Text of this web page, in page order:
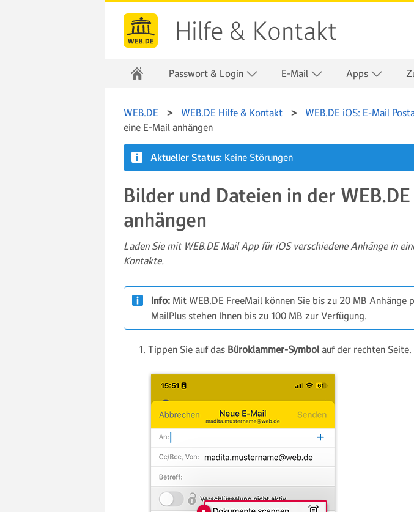
Hilfe & Kontakt
Passwort & Login E-Mail Apps
WEB.DE WEB.DE Hilfe & Kontakt WEB.DE iOS: E-Mail
eine E-Mail anhängen
Aktueller Status: Keine Störungen
Bilder und Dateien in der
anhängen
Laden Sie mit WEB.DE Mail App für iOS verschiedene Anhänge in
Kontakte.
Info: Mit WEB.DE FreeMail können Sie bis zu 20 MB Anhänge
MailPlus stehen Ihnen bis zu 100 MB zur Verfügung.
Tippen Sie auf das Büroklammer-Symbol auf der rechten Seite.